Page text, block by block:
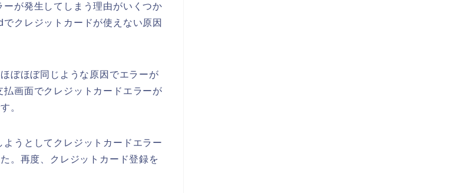
が発生してしまう理由がいくつか
クレジットカードが使えない原因
ぼほぼ同じような原因でエラーが
画面でクレジットカードエラーが
。
うとしてクレジットカードエラー
。再度、クレジットカード登録を